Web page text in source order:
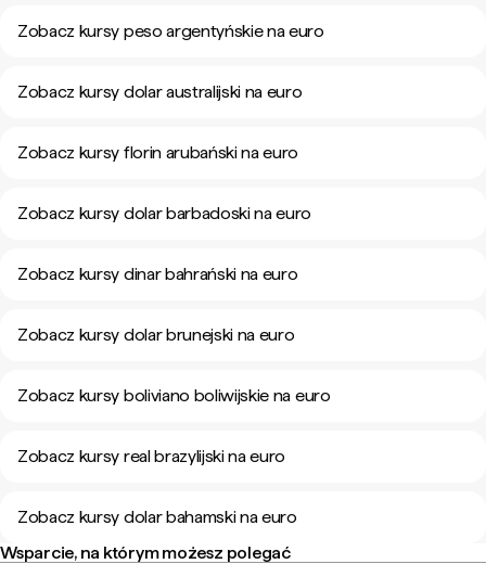
Zobacz kursy peso argentyńskie na euro
Zobacz kursy dolar australijski na euro
Zobacz kursy florin arubański na euro
Zobacz kursy dolar barbadoski na euro
Zobacz kursy dinar bahrański na euro
Zobacz kursy dolar brunejski na euro
Zobacz kursy boliviano boliwijskie na euro
Zobacz kursy real brazylijski na euro
Zobacz kursy dolar bahamski na euro
Wsparcie, na którym możesz polegać